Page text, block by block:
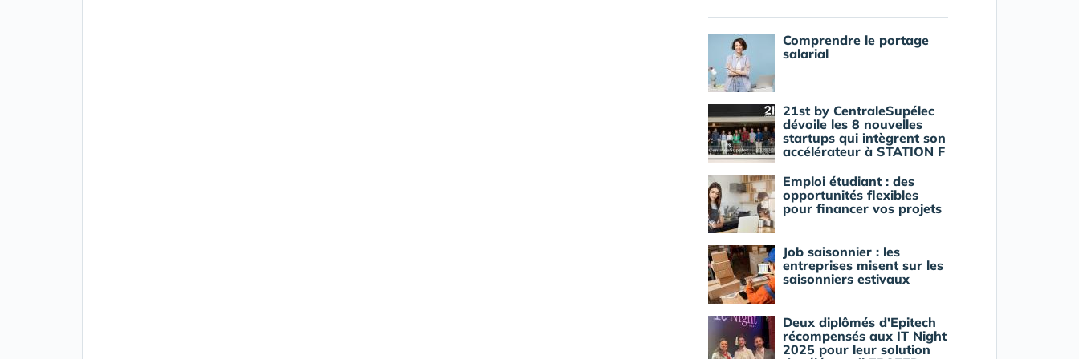
Comprendre le portage
salarial
21st by CentraleSupélec
dévoile les 8 nouvelles
startups qui intègrent son
accélérateur à STATION F
Emploi étudiant : des
opportunités flexibles
pour financer vos projets
Job saisonnier : les
entreprises misent sur les
saisonniers estivaux
Deux diplômés d'Epitech
récompensés aux IT Night
2025 pour leur solution